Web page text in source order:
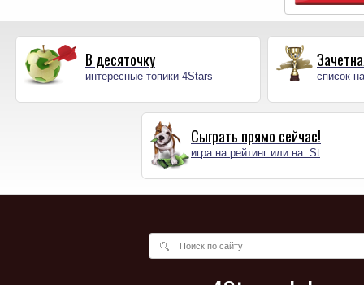
В десяточку
интересные топики 4Stars список
Сыграть прямо сейчас!
игра на рейтинг или на .St